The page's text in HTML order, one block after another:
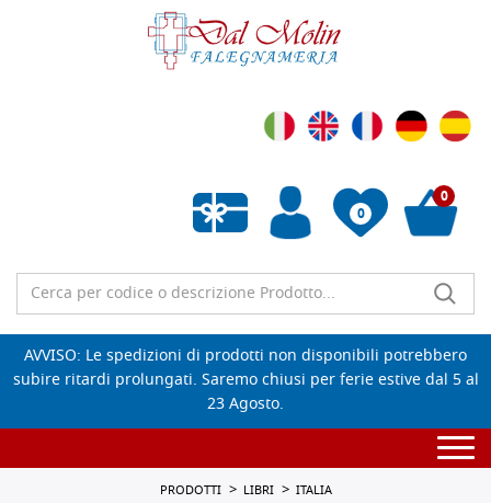
0
Wishlist vuota
0
AVVISO: Le spedizioni di prodotti non disponibili potrebbero
subire ritardi prolungati. Saremo chiusi per ferie estive dal 5 al
23 Agosto.
PRODOTTI LIBRI ITALIA